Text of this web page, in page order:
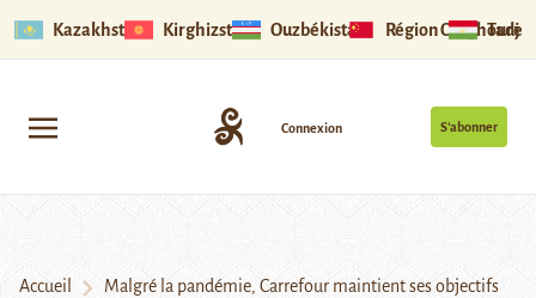
Kazakhstan Kirghizstan Ouzbékistan Région Ouïghoure
S’abonner
Connexion
Accueil
Malgré la pandémie, Carrefour maintient ses objectifs